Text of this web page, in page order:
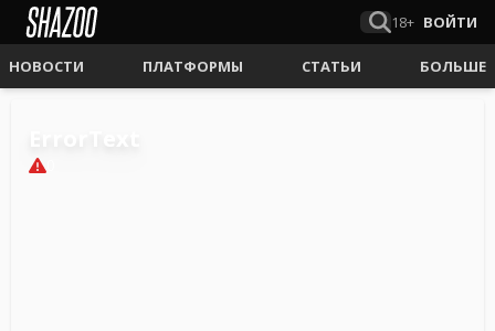
18+ ВОЙТИ
НОВОСТИ ПЛАТФОРМЫ СТАТЬИ БОЛЬШЕ